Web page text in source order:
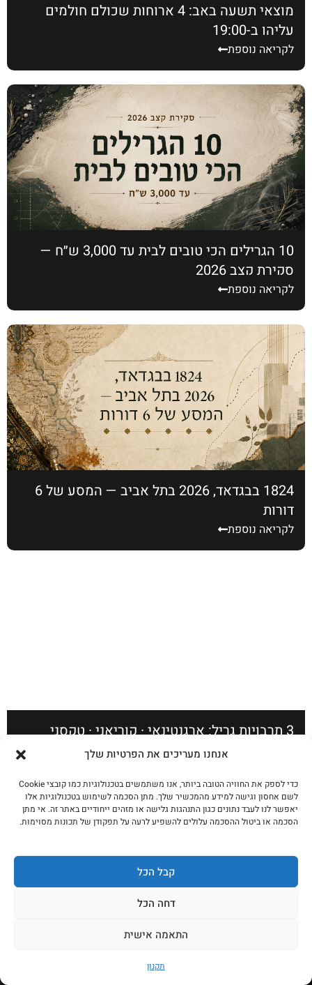
אנחנו מעריכים את הפרטיות שלך
כדי לספק את החוויה הטובה ביותר, אנו משתמשים בטכנולוגיות כמו קובצי Cookie
לשם אחסון וגישה למידע מהמכשיר שלך. מתן הסכמה לשימוש בטכנולוגיות אלו
יאפשר לנו לעבד נתונים כגון התנהגות גלישה או מזהים ייחודיים באתר זה. אי מתן
הסכמה או ביטול ההסכמה עלולים להשפיע לרעה על תפקודן של תכונות מסוימות.
קבל הכל
דחה הכל
התאמה אישית
תקנון
מוצאי תשעה באב: 4 ארוחות שכולם חולמים
עליהן ב-19:00
לקריאה נוספת
10 הגרילים הכי טובים לבית עד 3,000 ש״ח —
סקירת קצב 2026
לקריאה נוספת
1824 בבגדאד, 2026 בתל אביב — המסע של 6
דורות
לקריאה נוספת
3 תרבויות גריל: ארגנטינאי · קוריאני · טקסני
בואו נדבר!
בין אם בא לכם לעשות שיתוף פעולה מעניין, לשתף אצלנו
לדבר! כמובן שאנחנו זמינים גם בכל עניין שקשור לקצביה